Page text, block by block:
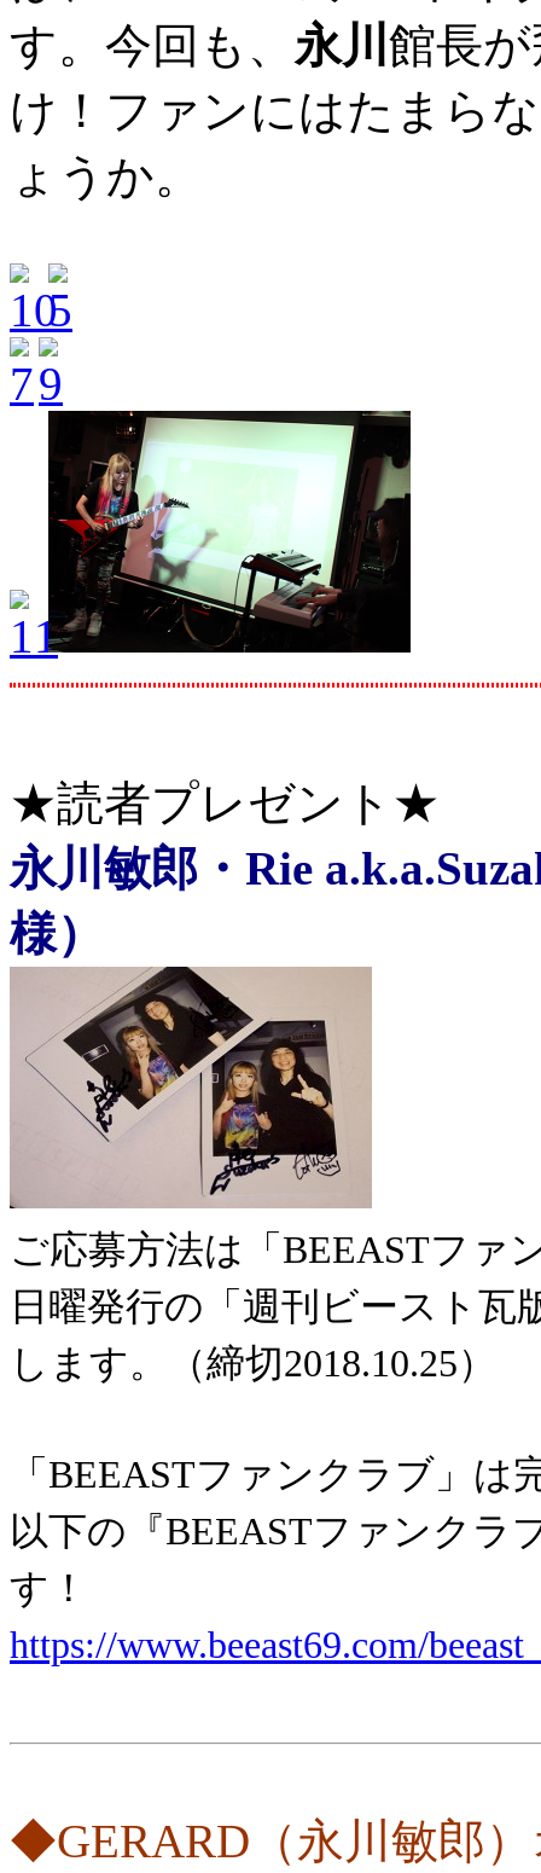
す。今回も、 永川 館長
け！ファンにはたまら
ょうか。
★読者プレゼント★
永川敏郎・Rie
様）
ご応募方法は「BEEASTファ
日曜発行の「週刊ビースト
します。（締切2018.10.25）
「BEEASTファンクラブ」は
以下の『BEEASTファンクラ
す！
https://www.beeast69.com/
◆GERARD（永川敏郎